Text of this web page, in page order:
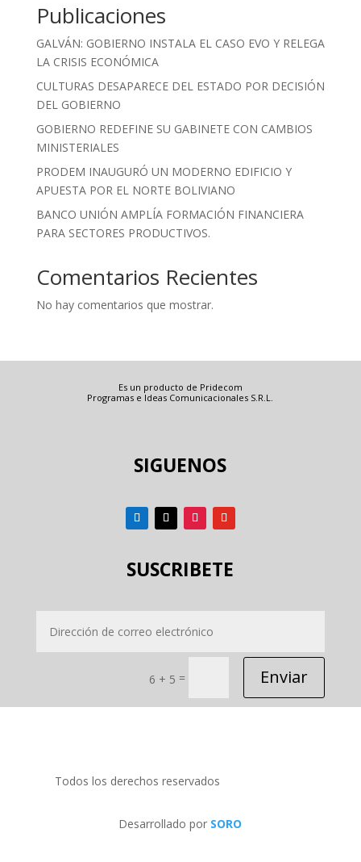
Publicaciones
GALVÁN: GOBIERNO INSTALA EL CASO EVO Y RELEGA
LA CRISIS ECONÓMICA
CULTURAS DESAPARECE DEL ESTADO POR DECISIÓN
DEL GOBIERNO
GOBIERNO REDEFINE SU GABINETE CON CAMBIOS
MINISTERIALES
PRODEM INAUGURÓ UN MODERNO EDIFICIO Y
APUESTA POR EL NORTE BOLIVIANO
BANCO UNIÓN AMPLÍA FORMACIÓN FINANCIERA
PARA SECTORES PRODUCTIVOS.
Comentarios Recientes
No hay comentarios que mostrar.
Es un producto de Pridecom
Programas e Ideas Comunicacionales S.R.L.
SIGUENOS
SUSCRIBETE
6 + 5 = Enviar
Todos los derechos reservados
Desarrollado por SORO